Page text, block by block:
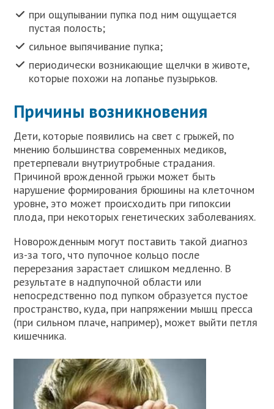
при ощупывании пупка под ним ощущается
пустая полость;
сильное выпячивание пупка;
периодически возникающие щелчки в животе,
которые похожи на лопанье пузырьков.
Причины возникновения
Дети, которые появились на свет с грыжей, по
мнению большинства современных медиков,
претерпевали внутриутробные страдания.
Причиной врожденной грыжи может быть
нарушение формирования брюшины на клеточном
уровне, это может происходить при гипоксии
плода, при некоторых генетических заболеваниях.
Новорожденным могут поставить такой диагноз
из-за того, что пупочное кольцо после
перерезания зарастает слишком медленно. В
результате в надпупочной области или
непосредственно под пупком образуется пустое
пространство, куда, при напряжении мышц пресса
(при сильном плаче, например), может выйти петля
кишечника.